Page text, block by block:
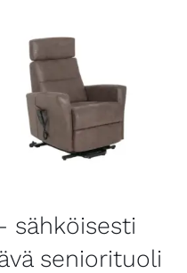
sähköisesti
seniorituoli